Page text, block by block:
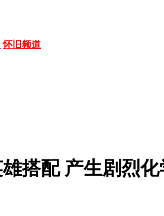
怀旧频道
雄搭配 产生剧烈